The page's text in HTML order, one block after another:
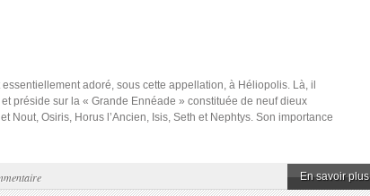
adoré, sous cette appellation, à Héliopolis. Là, il
préside sur la « Grande Ennéade » constituée de neuf dieux
Nout, Osiris, Horus l’Ancien, Isis, Seth et Nephtys. Son importance
En savoir plus